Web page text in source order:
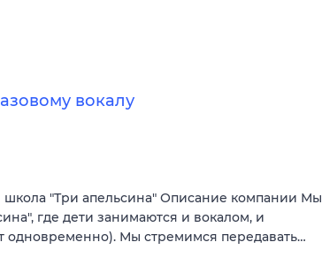
вокалу
школа "Три апельсина" Описание компании Мы
где дети занимаются и вокалом, и
одновременно). Мы стремимся передавать…